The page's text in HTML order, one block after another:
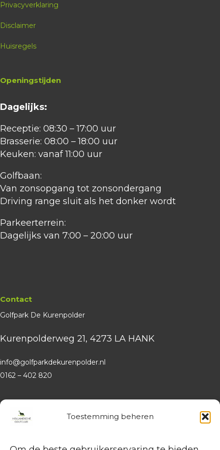
Toestemming beheren
Privacyverklaring
Disclaimer
Huisregels
Openingstijden
Dagelijks:
Receptie: 08:30 – 17:00 uur
Brasserie: 08:00 – 18:00 uur
Keuken: vanaf 11:00 uur
Golfbaan:
Van zonsopgang tot zonsondergang
Driving range sluit als het donker wordt
Parkeerterrein:
Dagelijks van 7:00 – 20:00 uur
Contact
Golfpark De Kurenpolder
Kurenpolderweg 21, 4273 LA HANK
info@golfparkdekurenpolder.nl
0162 – 402 820
Website